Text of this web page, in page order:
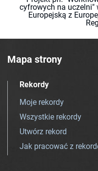
cyfrowych na uczelni"
Europejską z
Mapa strony
Rekordy
Moje rekordy
Wszystkie rekordy
Utwórz rekord
Jak pracować z